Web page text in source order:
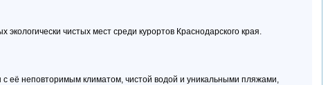
чистых мест среди курортов Краснодарского края.
её неповторимым климатом, чистой водой и уникальными пляжами,